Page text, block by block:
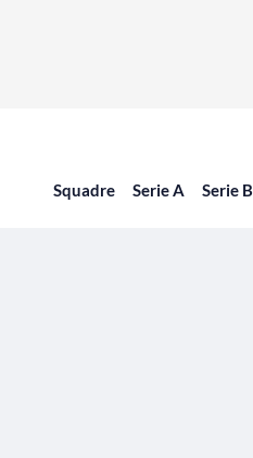
Squadre Serie A Serie B